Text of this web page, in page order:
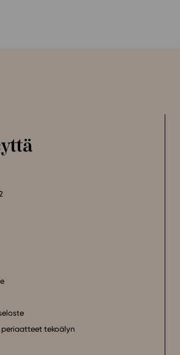
tekoälyn